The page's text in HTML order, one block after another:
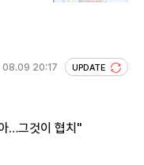
08.09 20:17 UPDATE
…그것이 협치"